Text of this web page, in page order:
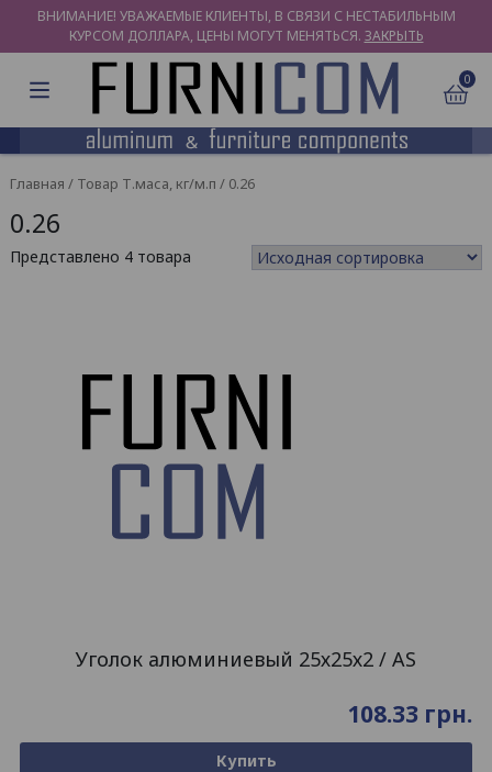
ВНИМАНИЕ! УВАЖАЕМЫЕ КЛИЕНТЫ, В СВЯЗИ С НЕСТАБИЛЬНЫМ
КУРСОМ ДОЛЛАРА, ЦЕНЫ МОГУТ МЕНЯТЬСЯ. ЗАКРЫТЬ
0
Главная / Товар Т.маса, кг/м.п / 0.26
0.26
Представлено 4 товара
Уголок алюминиевый 25х25х2 / AS
108.33 грн.
Купить